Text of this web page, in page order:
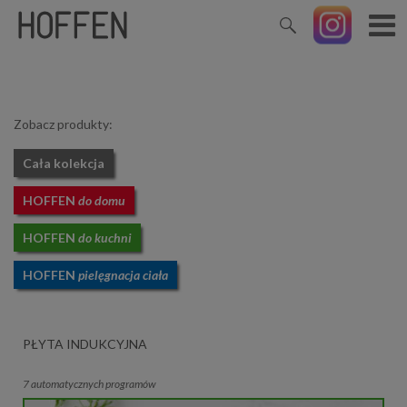
Zobacz produkty:
Cała kolekcja
HOFFEN do domu
HOFFEN do kuchni
HOFFEN pielęgnacja ciała
PŁYTA INDUKCYJNA
7 automatycznych programów